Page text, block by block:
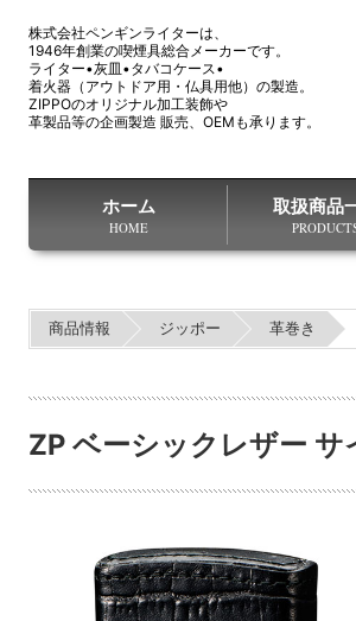
株式会社ペンギンライターは、
1946年創業の喫煙具総合メーカーです。
ライター•灰皿•タバコケース•
着火器（アウトドア用・仏具用他）の製造。
ZIPPOのオリジナル加工装飾や
革製品等の企画製造 販売、OEMも承ります。
ホーム
HOME
取扱商品
商品情報 ジッポー 革巻き
ZP ベーシックレザー